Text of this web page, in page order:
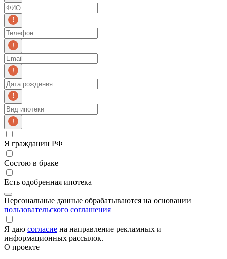
Я гражданин РФ
Состою в браке
Есть одобренная ипотека
Персональные данные обрабатываются на основании
пользовательского соглашения
Я даю согласие на направление рекламных и
информационных рассылок.
О проекте